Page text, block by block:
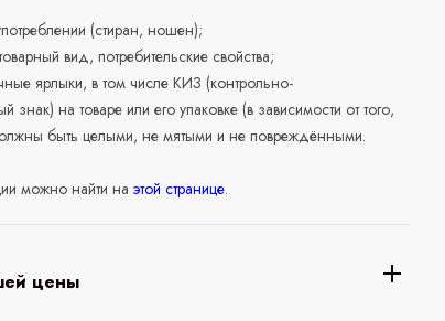
(стиран, ношен);
вид, потребительские свойства;
ярлыки, в том числе КИЗ (контрольно-
знак) на товаре или его упаковке (в зависимости от того,
быть целыми, не мятыми и не повреждёнными.
можно найти наэтой странице.
цены